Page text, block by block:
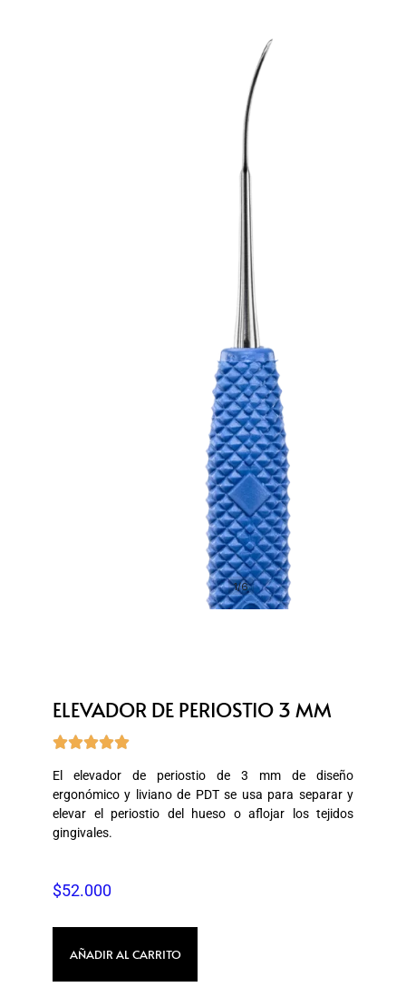
1/6
ELEVADOR DE PERIOSTIO 3 MM

El elevador de periostio de 3 mm de diseño
ergonómico y liviano de PDT se usa para separar y
elevar el periostio del hueso o aflojar los tejidos
gingivales.
$52.000
AÑADIR AL CARRITO